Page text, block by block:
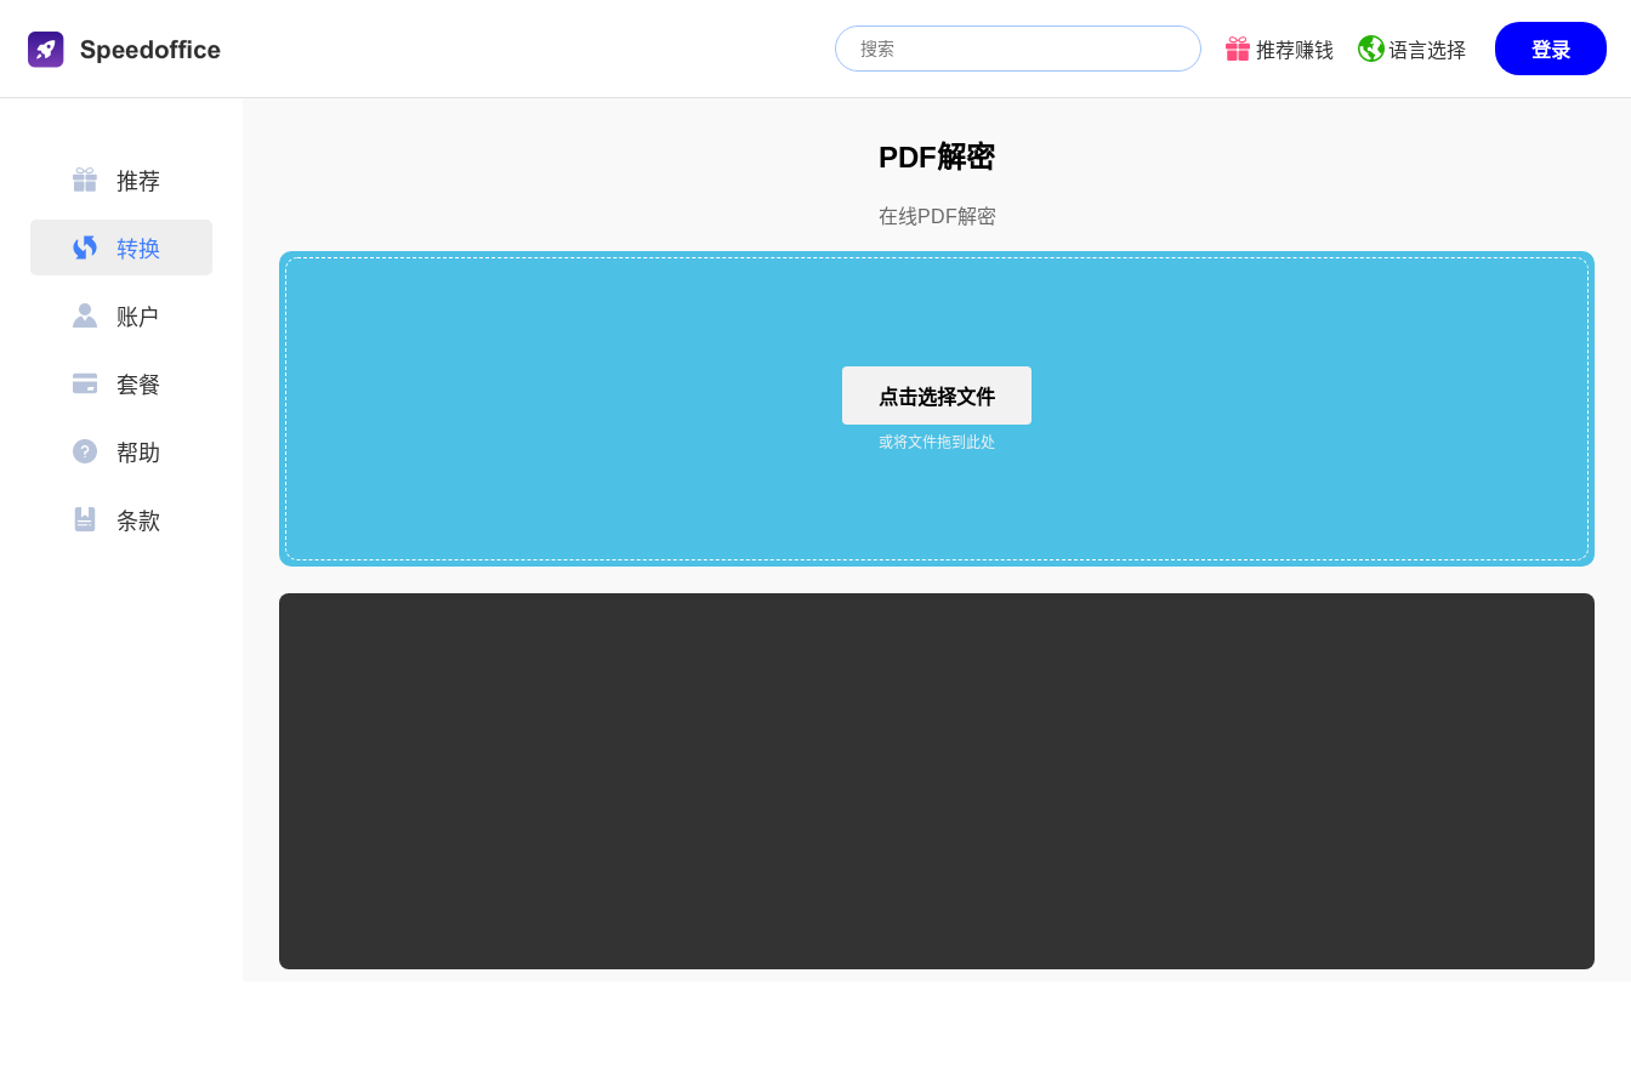
推荐赚钱 语言选择 登录
推荐
转换
账户
套餐
帮助
条款
PDF解密
在线PDF解密
点击选择文件
或将文件拖到此处